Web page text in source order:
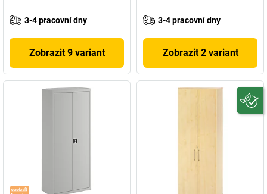
3-4 pracovní dny
Zobrazit 9 variant
3-4 pracovní dny
Zobrazit 2 variant